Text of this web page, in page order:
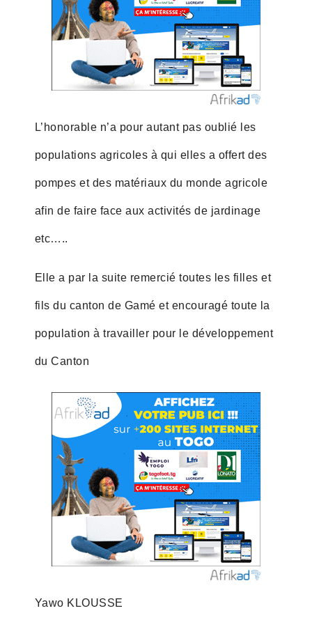
L’honorable n’a pour autant pas oublié les
populations agricoles à qui elles a offert des
pompes et des matériaux du monde agricole
afin de faire face aux activités de jardinage
etc…..
Elle a par la suite remercié toutes les filles et
fils du canton de Gamé et encouragé toute la
population à travailler pour le développement
du Canton
Yawo KLOUSSE